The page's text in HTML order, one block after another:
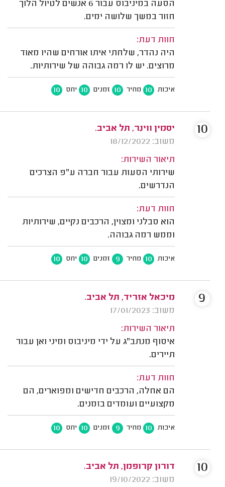
הסעה במיניבוס עבור 6 אנשים לטיול הלוך
חזור במשך שלושה ימים.
חוות דעת:
היה נהדר, שלחתי איתו אורחים שהיו מאוד
מרוצים. יש לו רמה גבוהה של שירותיות.
איכות 10 מחיר 10 זמנים 10 יחס 10
יסמין ווינר, תל אביב.
משוב: 18/12/2022
תיאור השירות:
שירותי הסעות עבור חברה ע"פ הצרכים
הנדרשים.
חוות דעת:
הוא סבלני ומצוין, הרכבים נקיים, שירותיות
וממש רמה גבוהה.
איכות 10 מחיר 9 זמנים 10 יחס 10
10
מיכאל אזריד, תל אביב.
משוב: 17/01/2023
תיאור השירות:
איסוף מנתב"ג על ידי מיניבוס ומיני ואן עבור
תיירים.
חוות דעת:
הם אחלה, הרכבים חדישים ומפוארים, הם
מקצועיים ועומדים בזמנים.
איכות 10 מחיר 9 זמנים 10 יחס 10
9
דורון קרופמן, תל אביב.
משוב: 19/10/2022
10